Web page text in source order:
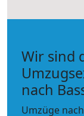
Wir sind
nach
Umzüge